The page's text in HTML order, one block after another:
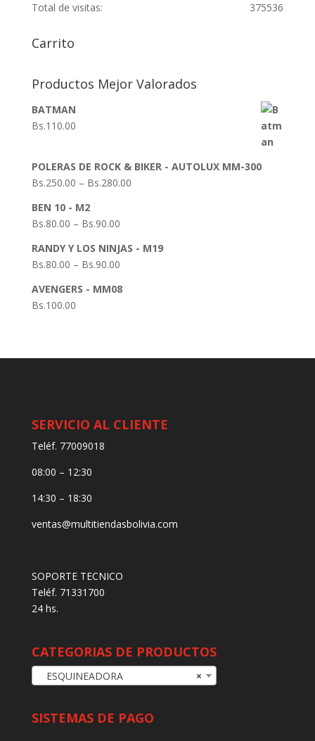
375536
Total de visitas:
Carrito
Productos Mejor Valorados
BATMAN
Bs.110.00
POLERAS DE ROCK & BIKER - AUTOLUX MM-300
Bs.250.00 – Bs.280.00
BEN 10 - M2
Bs.80.00 – Bs.90.00
RANDY Y LOS NINJAS - M19
Bs.80.00 – Bs.90.00
AVENGERS - MM08
Bs.100.00
SERVICIO AL CLIENTE
Teléf. 77009018
08:00 – 12:30
14:30 – 18:30
ventas@multitiendasbolivia.com
SOPORTE TECNICO
Teléf. 71331700
24 hs.
CATEGORIAS DE PRODUCTOS
×
ESQUINEADORA
SISTEMAS DE PAGO